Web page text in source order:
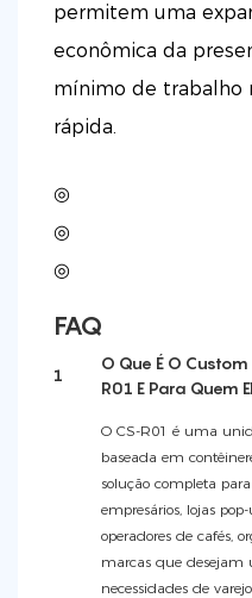
permitem uma
econômica da
mínimo de trabalho
rápida.
◎
◎
◎
FAQ
1
O Que É O
R01 E Para Quem
O CS-R01 é uma
baseada em
solução completa
empresários, lojas
operadores de cafés,
marcas que desejam
necessidades de